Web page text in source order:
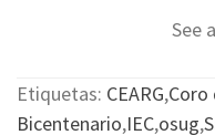
See
Etiquetas: CEARG,Coro
Bicentenario,IEC,osug,